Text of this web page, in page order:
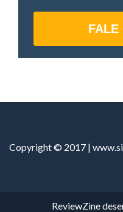
FALE
Copyright © 2017 |
ReviewZine